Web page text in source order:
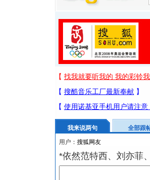
我来说两句 全部跟
用户：
*依然范特西、刘亦